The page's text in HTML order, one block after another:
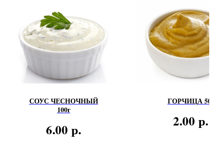
СОУС ЧЕСНОЧНЫЙ
100г
6.00 р.
ГОРЧИЦА 50г
2.00 р.